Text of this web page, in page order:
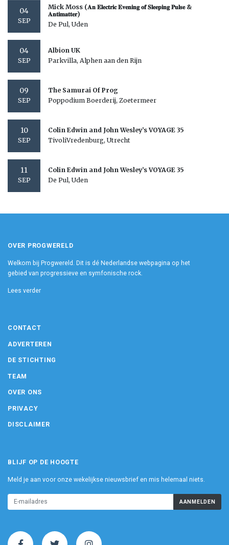
04
SEP
Mick Moss (𝐀𝐧 𝐄𝐥𝐞𝐜𝐭𝐫𝐢𝐜 𝐄𝐯𝐞𝐧𝐢𝐧𝐠 𝐨𝐟 𝐒𝐥𝐞𝐞𝐩𝐢𝐧𝐠 𝐏𝐮𝐥𝐬𝐞 &
𝐀𝐧𝐭𝐢𝐦𝐚𝐭𝐭𝐞𝐫)
De Pul, Uden
04
SEP
Albion UK
Parkvilla, Alphen aan den Rijn
09
SEP
The Samurai Of Prog
Poppodium Boerderij, Zoetermeer
10
SEP
Colin Edwin and John Wesley’s VOYAGE 35
TivoliVredenburg, Utrecht
11
SEP
Colin Edwin and John Wesley’s VOYAGE 35
De Pul, Uden
OVER PROGWERELD
Welkom bij Progwereld. Dit is dé Nederlandse webpagina op het
gebied van progressieve en symfonische rock.
Lees verder
CONTACT
ADVERTEREN
DE STICHTING
TEAM
OVER ONS
PRIVACY
DISCLAIMER
BLIJF OP DE HOOGTE
Meld je aan voor onze wekelijkse nieuwsbrief en mis helemaal niets.
AANMELDEN